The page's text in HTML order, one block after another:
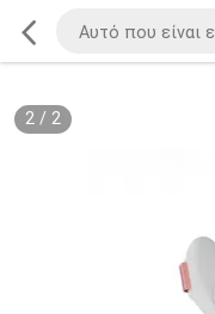
2/ 2